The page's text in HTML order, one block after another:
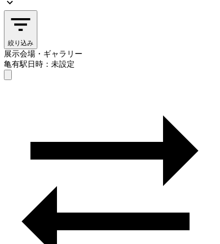
絞り込み
展示会場・ギャラリー
亀有駅日時：未設定